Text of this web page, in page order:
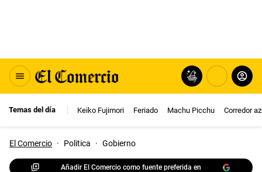
Temas del día Keiko Fujimori Feriado Machu Picchu Corredor
El Comercio · Politica · Gobierno
Añadir El Comercio como fuente preferida en